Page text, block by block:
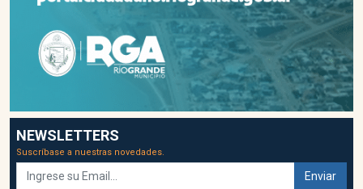
NEWSLETTERS
Suscríbase a nuestras novedades.
Enviar